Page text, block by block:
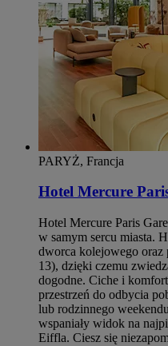
PARYŻ, Francja
Hotel Mercure
Hotel Mercure Paris
w samym sercu miasta.
dworca kolejowego oraz
13), dzięki czemu
dogodne. Ciche i
przestrzeń do odbycia
lub rodzinnego
wspaniały widok na
Eiffla. Ciesz się